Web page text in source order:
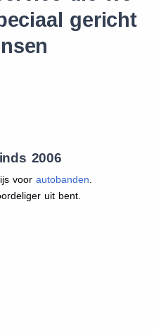
gericht
2006
voor autobanden
uit bent.